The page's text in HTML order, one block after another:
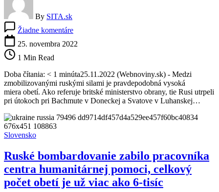
By SITA.sk
Žiadne komentáreRusko
má
obetí
medzi
zmobilizovanými
vojakmi,
je
za
25. novembra 2022
1 Min Read
Doba čítania: < 1 minúta25.11.2022 (Webnoviny.sk) - Medzi
zmobilizovanými ruskými silami je pravdepodobná vysoká
miera obetí. Ako referuje britské ministerstvo obrany, tie Rusi utrpeli
pri útokoch pri Bachmute v Doneckej a Svatove v Luhanskej…
Slovensko
Ruské bombardovanie zabilo pracovníka
centra humanitárnej pomoci, celkový
počet obetí je už viac ako 6-tisíc